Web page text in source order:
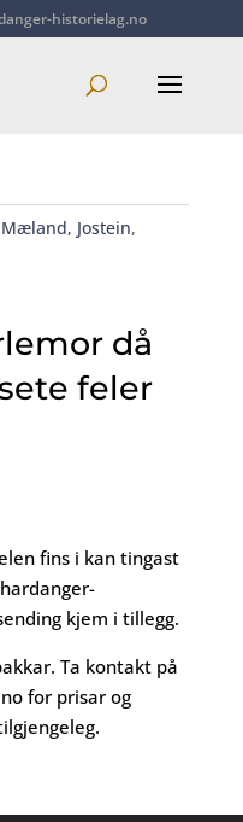
historielag.no
Mæland, Jostein,
då
feler
fins i kan tingast
kjem i tillegg.
Ta kontakt på
for prisar og